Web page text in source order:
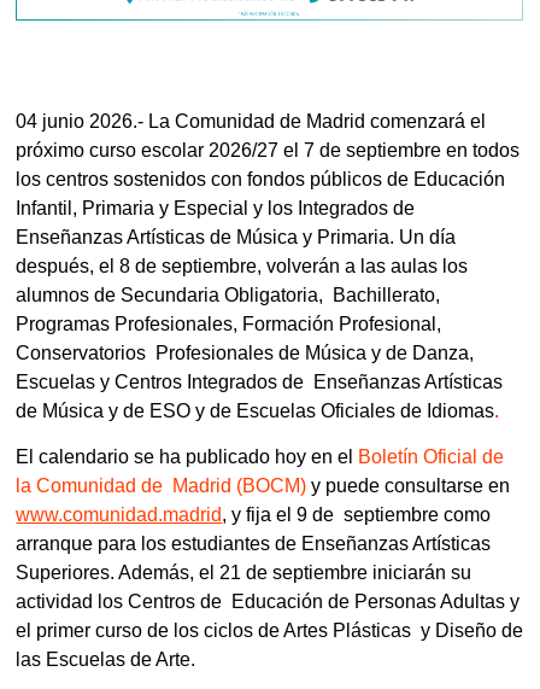
04 junio 2026.- La Comunidad de Madrid comenzará el
próximo curso escolar 2026/27 el 7 de septiembre en todos
los centros sostenidos con fondos públicos de Educación
Infantil, Primaria y Especial y los Integrados de
Enseñanzas Artísticas de Música y Primaria. Un día
después, el 8 de septiembre, volverán a las aulas los
alumnos de Secundaria Obligatoria,  Bachillerato,
Programas Profesionales, Formación Profesional,
Conservatorios  Profesionales de Música y de Danza,
Escuelas y Centros Integrados de  Enseñanzas Artísticas
de Música y de ESO y de Escuelas Oficiales de Idiomas.
El calendario se ha publicado hoy en el Boletín Oficial de
la Comunidad de  Madrid (BOCM)
www.comunidad.madrid, y fija el 9 de  septiembre como
arranque para los estudiantes de Enseñanzas Artísticas
Superiores. Además, el 21 de septiembre iniciarán su
actividad los Centros de  Educación de Personas Adultas y
el primer curso de los ciclos de Artes Plásticas  y Diseño de
las Escuelas de Arte.